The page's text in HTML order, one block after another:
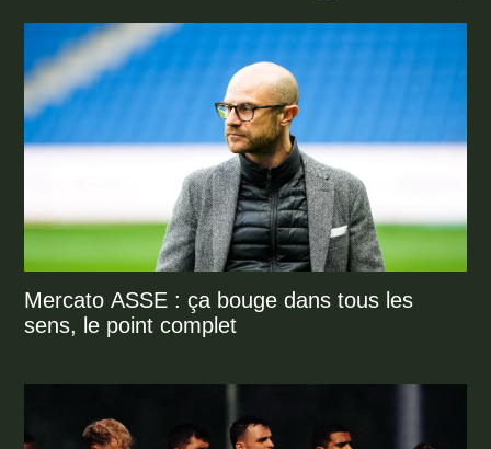
Mercato ASSE : ça bouge dans tous les
sens, le point complet